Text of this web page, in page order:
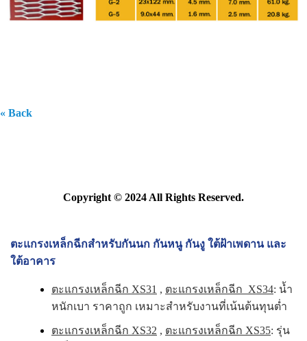
« Back
Copyright © 2024 All Rights Reserved.
ตะแกรงเหล็กฉีกสำหรับกันนก กันหนู กันงู ใต้ฝ้าเพดาน และ
ใต้อาคาร
ตะแกรงเหล็กฉีก XS31 , ตะแกรงเหล็กฉีก XS34: น้ำ
หนักเบา ราคาถูก เหมาะสำหรับงานที่เน้นต้นทุนต่ำ
ตะแกรงเหล็กฉีก XS32 , ตะแกรงเหล็กฉีก XS35: รุ่น